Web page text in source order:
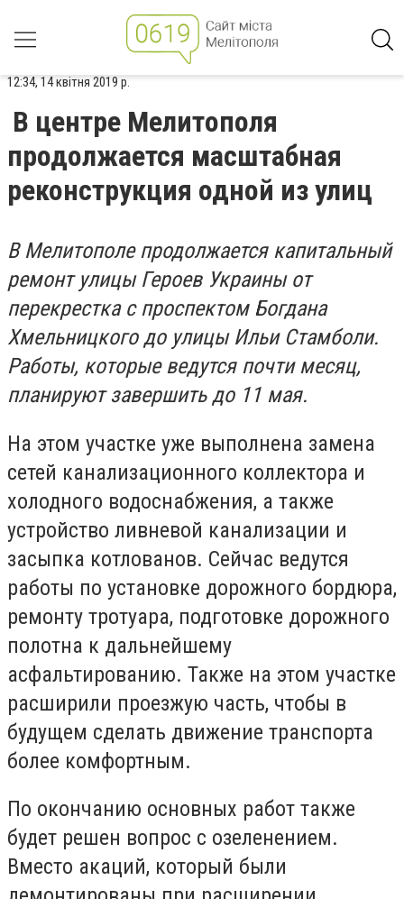
12:34, 14 квітня 2019 р.
В центре Мелитополя
продолжается масштабная
реконструкция одной из улиц
В Мелитополе продолжается капитальный
ремонт улицы Героев Украины от
перекрестка с проспектом Богдана
Хмельницкого до улицы Ильи Стамболи.
Работы, которые ведутся почти месяц,
планируют завершить до 11 мая.
На этом участке уже выполнена замена
сетей канализационного коллектора и
холодного водоснабжения, а также
устройство ливневой канализации и
засыпка котлованов. Сейчас ведутся
работы по установке дорожного бордюра,
ремонту тротуара, подготовке дорожного
полотна к дальнейшему
асфальтированию. Также на этом участке
расширили проезжую часть, чтобы в
будущем сделать движение транспорта
более комфортным.
По окончанию основных работ также
будет решен вопрос с озеленением.
Вместо акаций, который были